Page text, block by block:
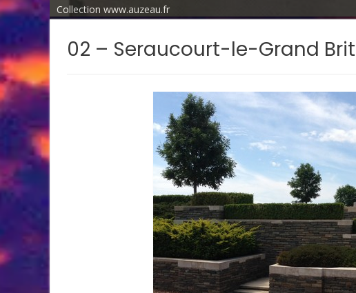
Collection www.auzeau.fr
02 – Seraucourt-le-Grand